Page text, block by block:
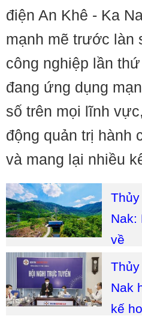
điện An Khê - Ka
mạnh mẽ trước làn
công nghiệp lần
đang ứng dụng
số trên mọi lĩnh
động quản trị hành
và mang lại nhiều
Nak:
về
Nak
kế